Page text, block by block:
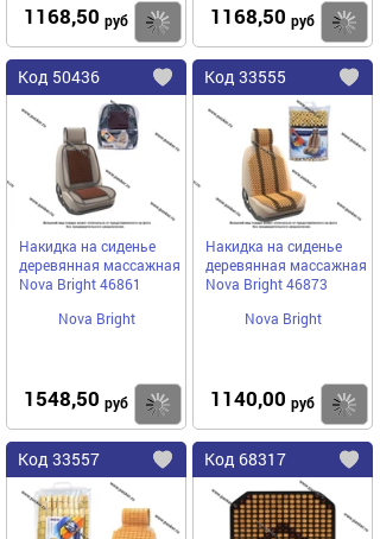
1168,50 руб Купить
1168,50 руб
Код 50436
Добавить
избранное
Накидка на сиденье
деревянная массажная
Nova Bright 46861
Nova Bright
1548,50 руб Купить
Код 33555
Накидка на сиденье
деревянная массажная
Nova Bright 46873
Nova Bright
1140,00 руб
Код 33557
Добавить
избранное
Код 68317